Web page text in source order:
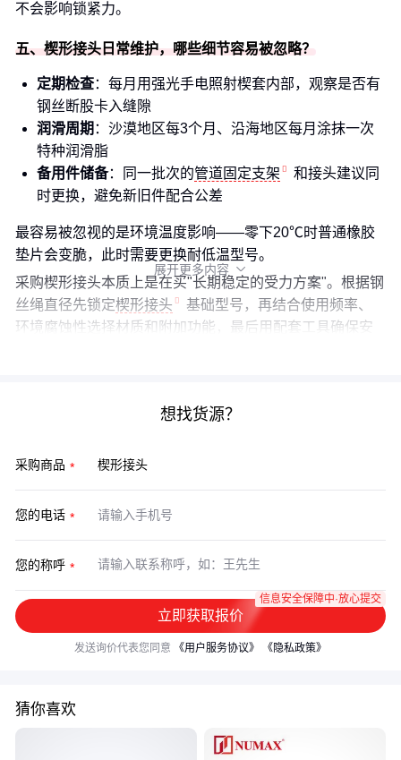
不会影响锁紧力。
五、楔形接头日常维护，哪些细节容易被忽略？
定期检查：每月用强光手电照射楔套内部，观察是否有
钢丝断股卡入缝隙
润滑周期 ：沙漠地区每3个月、沿海地区每月涂抹一次
特种润滑脂
备用件储备：同一批次的管道固定支架
和接头建议同
时更换，避免新旧件配合公差
最容易被忽视的是环境温度影响——零下20℃时普通橡胶
垫片会变脆，此时需要更换耐低温型号。
采购楔形接头本质上是在买"长期稳定的受力方案"。根据钢
丝绳直径先锁定楔形接头
基础型号，再结合使用频率、
环境腐蚀性选择材质和附加功能，最后用配套工具确保安
展开更多内容 
想找货源？
采购商品
您的电话
您的称呼
立即获取报价
信息安全保障中·放心提交
发送询价代表您同意 《用户服务协议》 《隐私政策》
猜你喜欢